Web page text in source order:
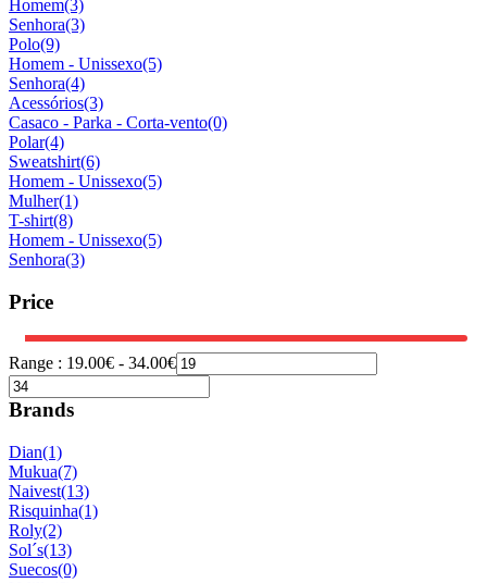
Homem(3)
Senhora(3)
Polo(9)
Homem - Unissexo(5)
Senhora(4)
Acessórios(3)
Casaco - Parka - Corta-vento(0)
Polar(4)
Sweatshirt(6)
Homem - Unissexo(5)
Mulher(1)
T-shirt(8)
Homem - Unissexo(5)
Senhora(3)
Price
Range : 19.00€ - 34.00€
Brands
Dian(1)
Mukua(7)
Naivest(13)
Risquinha(1)
Roly(2)
Sol´s(13)
Suecos(0)